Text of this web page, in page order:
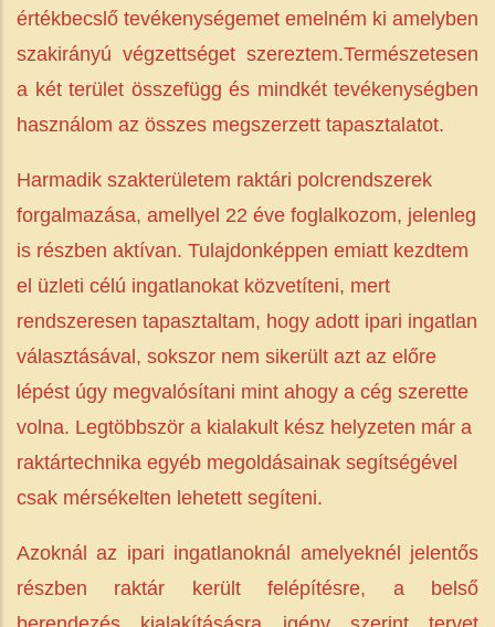
értékbecslő tevékenységemet emelném ki amelyben
szakirányú végzettséget szereztem.Természetesen
a két terület összefügg és mindkét tevékenységben
használom az összes megszerzett tapasztalatot.
Harmadik szakterületem raktári polcrendszerek
forgalmazása, amellyel 22 éve foglalkozom, jelenleg
is részben aktívan. Tulajdonképpen emiatt kezdtem
el üzleti célú ingatlanokat közvetíteni, mert
rendszeresen tapasztaltam, hogy adott ipari ingatlan
választásával, sokszor nem sikerült azt az előre
lépést úgy megvalósítani mint ahogy a cég szerette
volna. Legtöbbször a kialakult kész helyzeten már a
raktártechnika egyéb megoldásainak segítségével
csak mérsékelten lehetett segíteni.
Azoknál az ipari ingatlanoknál amelyeknél jelentős
részben raktár került felépítésre, a belső